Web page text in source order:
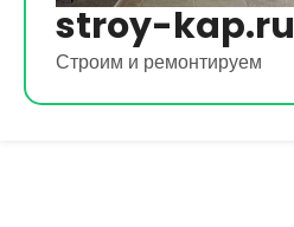
stroy-kap.ru
Строим и ремонтируем